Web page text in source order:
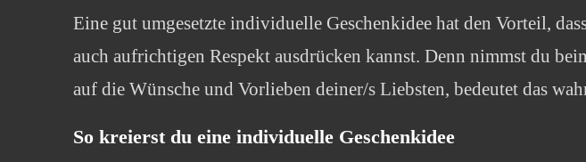
Eine gut umgesetzte individuelle Geschenkidee hat den Vorteil,
auch aufrichtigen Respekt ausdrücken kannst. Denn nimmst du
auf die Wünsche und Vorlieben deiner/s Liebsten, bedeutet das
So kreierst du eine individuelle Geschenkidee